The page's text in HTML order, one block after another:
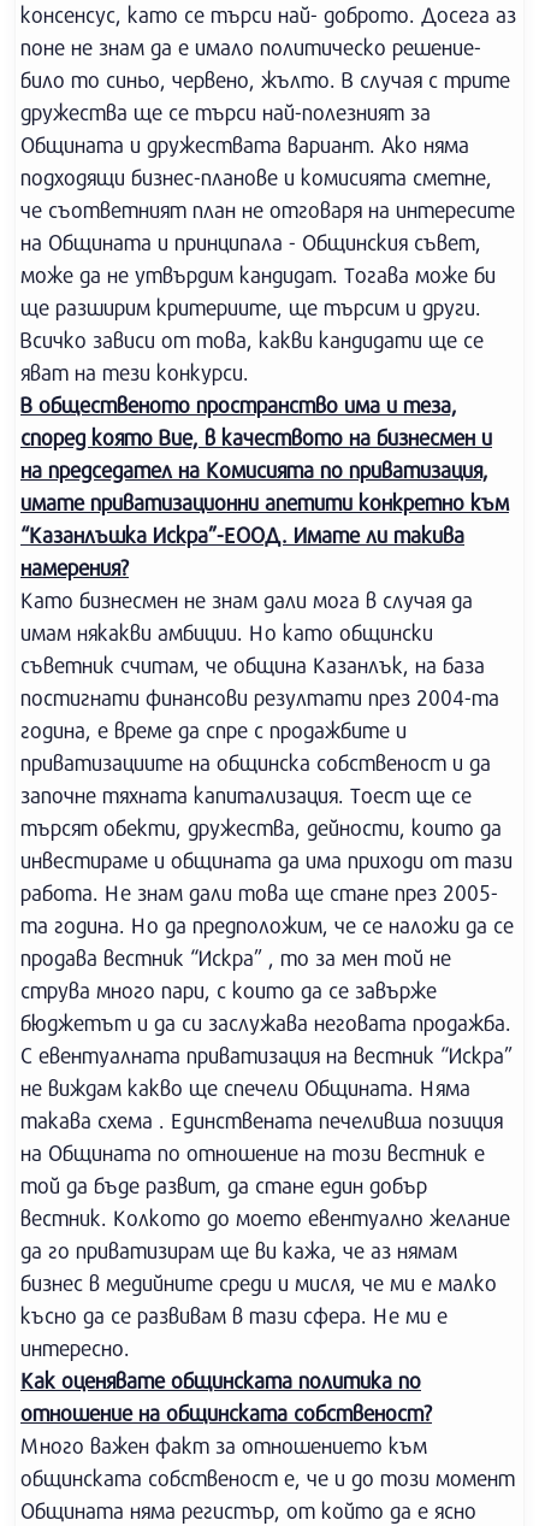
консенсус, като се търси най- доброто. Досега аз
поне не знам да е имало политическо решение-
било то синьо, червено, жълто. В случая с трите
дружества ще се търси най-полезният за
Общината и дружествата вариант. Ако няма
подходящи бизнес-планове и комисията сметне,
че съответният план не отговаря на интересите
на Общината и принципала - Общинския съвет,
може да не утвърдим кандидат. Тогава може би
ще разширим критериите, ще търсим и други.
Всичко зависи от това, какви кандидати ще се
яват на тези конкурси.
В общественото пространство има и теза,
според която Вие, в качеството на бизнесмен и
на председател на Комисията по приватизация,
имате приватизационни апетити конкретно към
“Казанлъшка Искра”-ЕООД. Имате ли такива
намерения?
Като бизнесмен не знам дали мога в случая да
имам някакви амбиции. Но като общински
съветник считам, че община Казанлък, на база
постигнати финансови резултати през 2004-та
година, е време да спре с продажбите и
приватизациите на общинска собственост и да
започне тяхната капитализация. Тоест ще се
търсят обекти, дружества, дейности, които да
инвестираме и общината да има приходи от тази
работа. Не знам дали това ще стане през 2005-
та година. Но да предположим, че се наложи да се
продава вестник “Искра” , то за мен той не
струва много пари, с които да се завърже
бюджетът и да си заслужава неговата продажба.
С евентуалната приватизация на вестник “Искра”
не виждам какво ще спечели Общината. Няма
такава схема . Единствената печеливша позиция
на Общината по отношение на този вестник е
той да бъде развит, да стане един добър
вестник. Колкото до моето евентуално желание
да го приватизирам ще ви кажа, че аз нямам
бизнес в медийните среди и мисля, че ми е малко
късно да се развивам в тази сфера. Не ми е
интересно.
Как оценявате общинската политика по
отношение на общинската собственост?
Много важен факт за отношението към
общинската собственост е, че и до този момент
Общината няма регистър, от който да е ясно